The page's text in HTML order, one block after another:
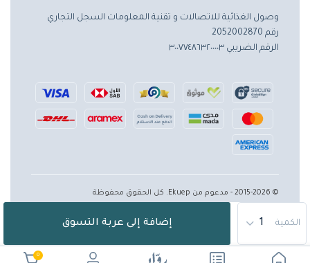
0
الكمية إضافة إلى عربة التسوق
وصول الغذائية للاتصالات و تقنية المعلومات السجل التجاري
رقم 2052002870
الرقم الضريبي ٣٠٠٧٧٤٨٦٣٢٠٠٠٠٣
© 2015-2026 - مدعوم من Ekuep. كل الحقوق محفوظة